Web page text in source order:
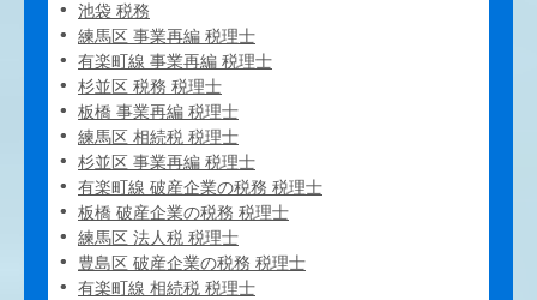
池袋 税務
練馬区 事業再編 税理士
有楽町線 事業再編 税理士
杉並区 税務 税理士
板橋 事業再編 税理士
練馬区 相続税 税理士
杉並区 事業再編 税理士
有楽町線 破産企業の税務 税理士
板橋 破産企業の税務 税理士
練馬区 法人税 税理士
豊島区 破産企業の税務 税理士
有楽町線 相続税 税理士